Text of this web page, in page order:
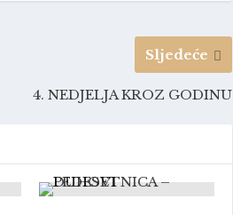
Sljedeće
4. NEDJELJA KROZ GODINU